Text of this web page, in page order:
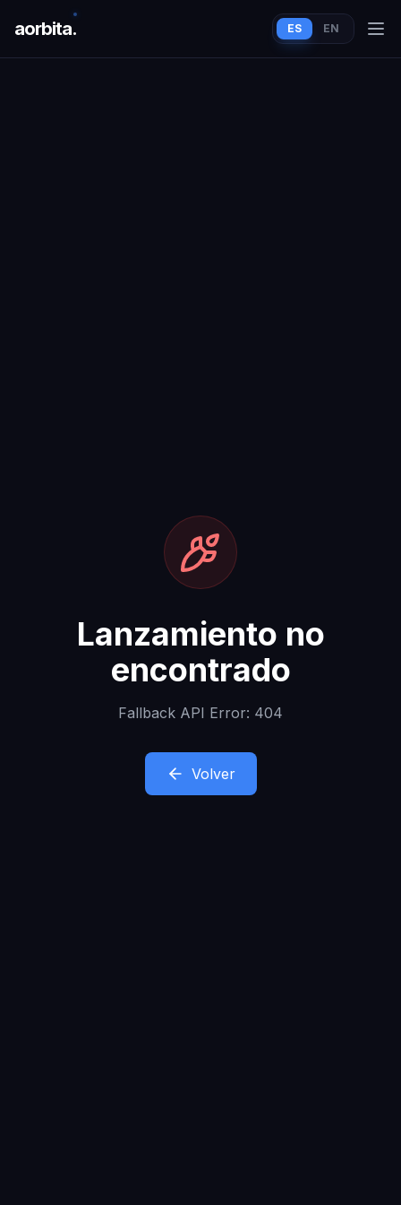
aorbita. ES EN
Lanzamiento no
encontrado
Fallback API Error: 404
Volver